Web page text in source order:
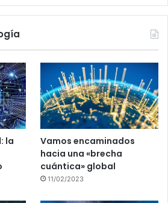
la
Vamos encaminados
hacia una «brecha
cuántica» global
11/02/2023